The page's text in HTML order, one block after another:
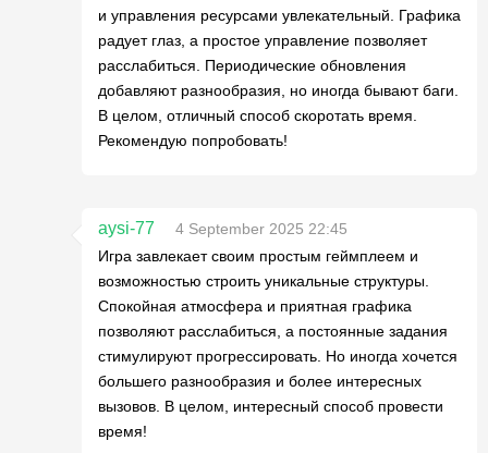
и управления ресурсами увлекательный. Графика
радует глаз, а простое управление позволяет
расслабиться. Периодические обновления
добавляют разнообразия, но иногда бывают баги.
В целом, отличный способ скоротать время.
Рекомендую попробовать!
aysi-77
4 September 2025 22:45
Игра завлекает своим простым геймплеем и
возможностью строить уникальные структуры.
Спокойная атмосфера и приятная графика
позволяют расслабиться, а постоянные задания
стимулируют прогрессировать. Но иногда хочется
большего разнообразия и более интересных
вызовов. В целом, интересный способ провести
время!